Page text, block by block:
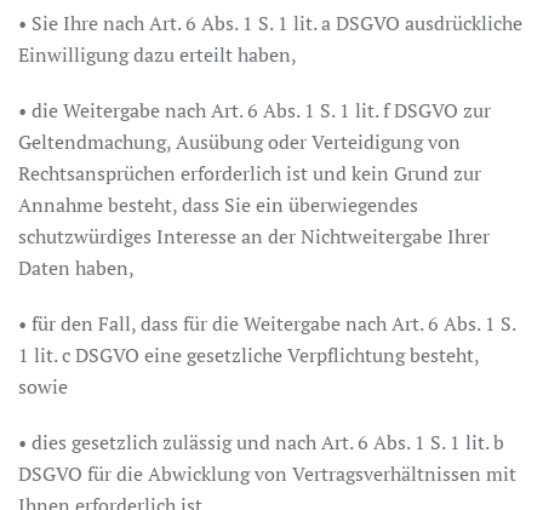
• Sie Ihre nach Art. 6 Abs. 1 S. 1 lit. a DSGVO ausdrückliche
Einwilligung dazu erteilt haben,
• die Weitergabe nach Art. 6 Abs. 1 S. 1 lit. f DSGVO zur
Geltendmachung, Ausübung oder Verteidigung von
Rechtsansprüchen erforderlich ist und kein Grund zur
Annahme besteht, dass Sie ein überwiegendes
schutzwürdiges Interesse an der Nichtweitergabe Ihrer
Daten haben,
• für den Fall, dass für die Weitergabe nach Art. 6 Abs. 1 S.
1 lit. c DSGVO eine gesetzliche Verpflichtung besteht,
sowie
• dies gesetzlich zulässig und nach Art. 6 Abs. 1 S. 1 lit. b
DSGVO für die Abwicklung von Vertragsverhältnissen mit